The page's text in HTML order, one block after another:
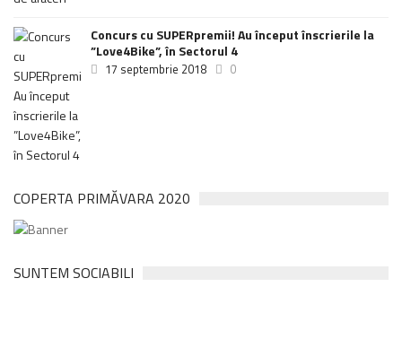
Concurs cu SUPERpremii! Au început înscrierile la
”Love4Bike”, în Sectorul 4
17 septembrie 2018 0
COPERTA PRIMĂVARA 2020
SUNTEM SOCIABILI